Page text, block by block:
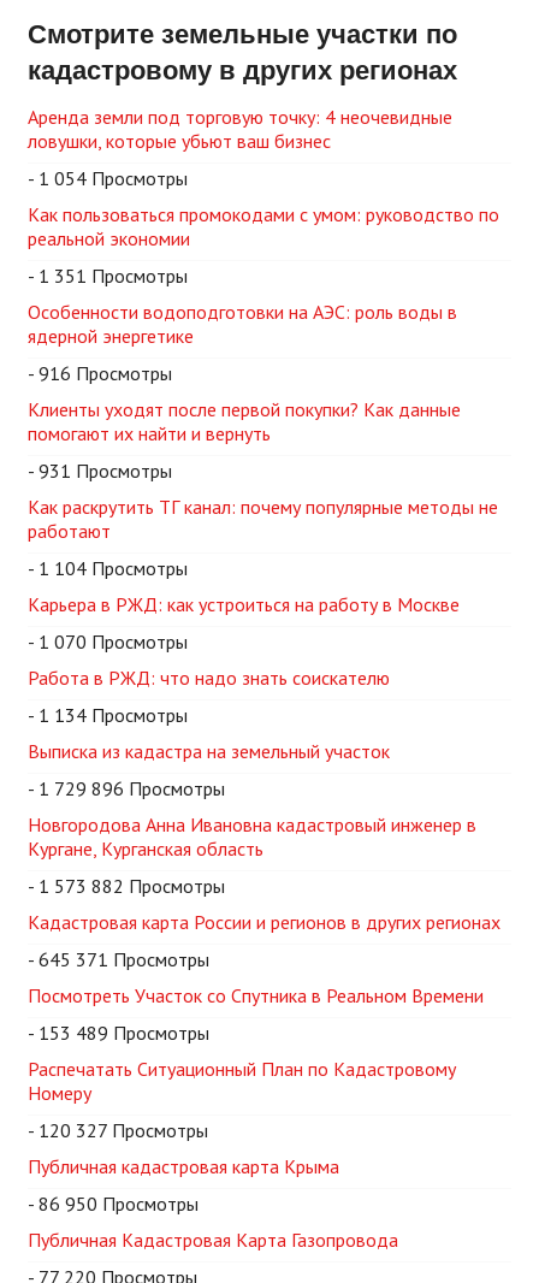
Смотрите земельные участки по
кадастровому в других регионах
Аренда земли под торговую точку: 4 неочевидные
ловушки, которые убьют ваш бизнес
- 1 054 Просмотры
Как пользоваться промокодами с умом: руководство по
реальной экономии
- 1 351 Просмотры
Особенности водоподготовки на АЭС: роль воды в
ядерной энергетике
- 916 Просмотры
Клиенты уходят после первой покупки? Как данные
помогают их найти и вернуть
- 931 Просмотры
Как раскрутить ТГ канал: почему популярные методы не
работают
- 1 104 Просмотры
Карьера в РЖД: как устроиться на работу в Москве
- 1 070 Просмотры
Работа в РЖД: что надо знать соискателю
- 1 134 Просмотры
Выписка из кадастра на земельный участок
- 1 729 896 Просмотры
Новгородова Анна Ивановна кадастровый инженер в
Кургане, Курганская область
- 1 573 882 Просмотры
Кадастровая карта России и регионов в других регионах
- 645 371 Просмотры
Посмотреть Участок со Спутника в Реальном Времени
- 153 489 Просмотры
Распечатать Ситуационный План по Кадастровому
Номеру
- 120 327 Просмотры
Публичная кадастровая карта Крыма
- 86 950 Просмотры
Публичная Кадастровая Карта Газопровода
- 77 220 Просмотры